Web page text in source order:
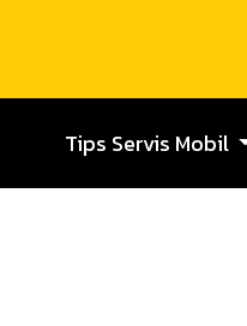
Tips Servis Mobil